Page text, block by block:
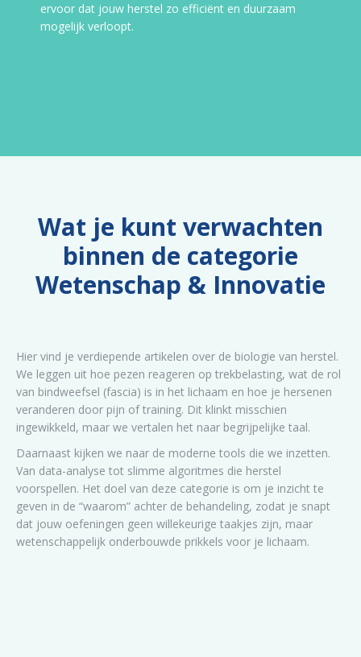
ervoor dat jouw herstel zo efficiënt en duurzaam
mogelijk verloopt.
Wat je kunt verwachten
binnen de categorie
Wetenschap & Innovatie
Hier vind je verdiepende artikelen over de biologie van herstel.
We leggen uit hoe pezen reageren op trekbelasting, wat de rol
van bindweefsel (fascia) is in het lichaam en hoe je hersenen
veranderen door pijn of training. Dit klinkt misschien
ingewikkeld, maar we vertalen het naar begrijpelijke taal.
Daarnaast kijken we naar de moderne tools die we inzetten.
Van data-analyse tot slimme algoritmes die herstel
voorspellen. Het doel van deze categorie is om je inzicht te
geven in de “waarom” achter de behandeling, zodat je snapt
dat jouw oefeningen geen willekeurige taakjes zijn, maar
wetenschappelijk onderbouwde prikkels voor je lichaam.